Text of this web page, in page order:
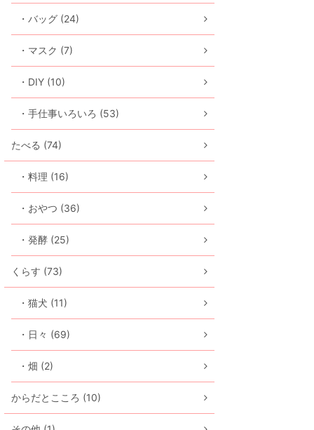
・バッグ (24)
・マスク (7)
・DIY (10)
・手仕事いろいろ (53)
たべる (74)
・料理 (16)
・おやつ (36)
・発酵 (25)
くらす (73)
・猫犬 (11)
・日々 (69)
・畑 (2)
からだとこころ (10)